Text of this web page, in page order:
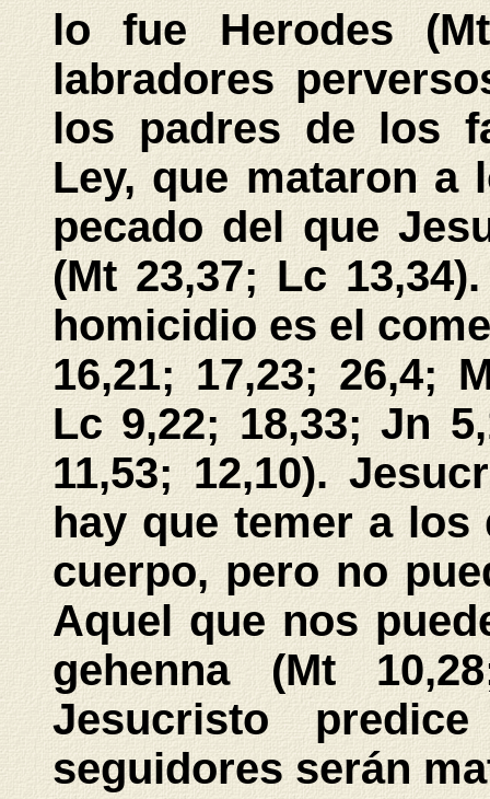
lo fue Herodes
labradores
los padres de los
Ley, que mataron a
pecado del que
(Mt 23,37; Lc
homicidio es el
16,21; 17,23; 26,4;
Lc 9,22; 18,33; Jn
11,53; 12,10).
hay que temer a
cuerpo, pero no
Aquel que nos
gehenna (Mt
Jesucristo
seguidores serán